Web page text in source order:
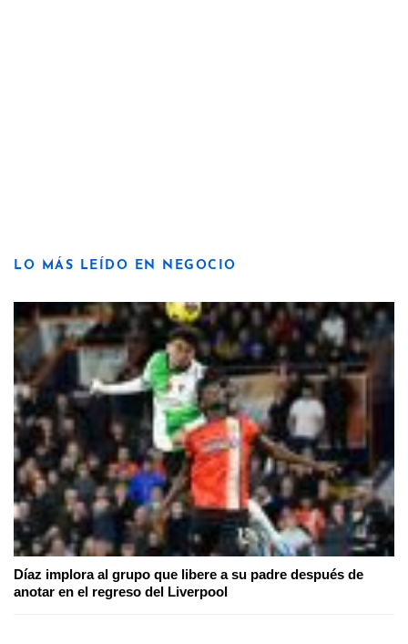
LO MÁS LEÍDO EN NEGOCIO
Díaz implora al grupo que libere a su padre después de
anotar en el regreso del Liverpool